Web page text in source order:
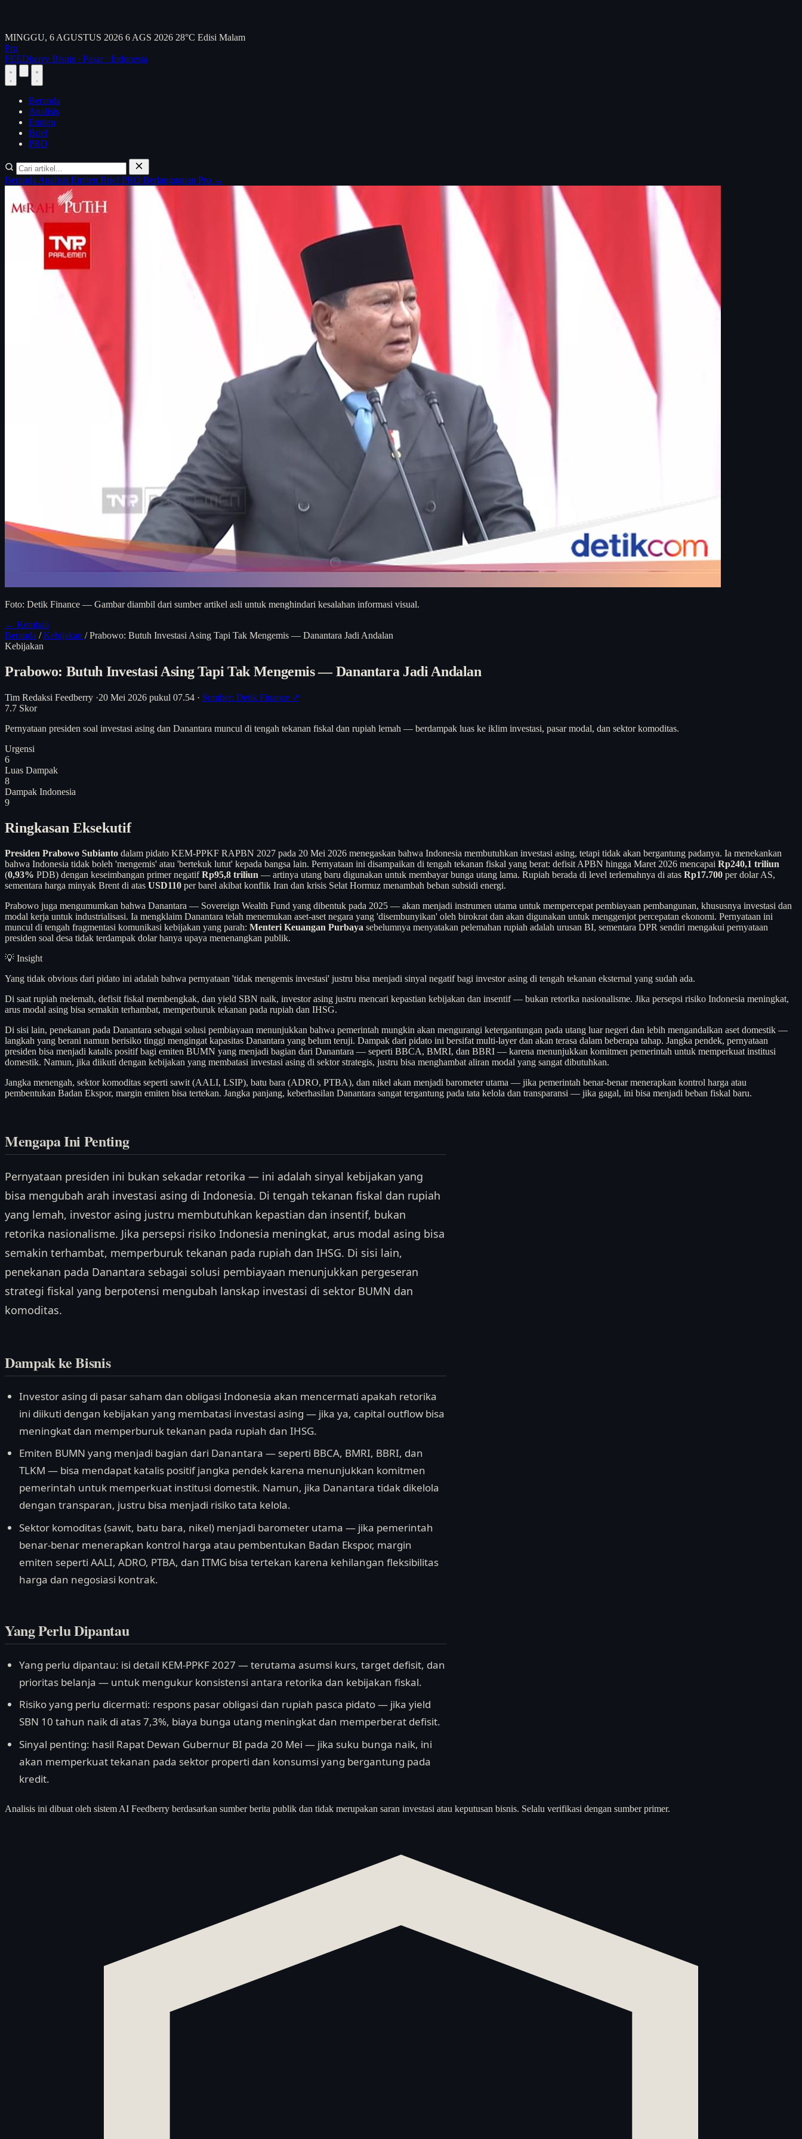
MINGGU, 6 AGUSTUS 2026 6 AGS 2026 28°C Edisi Malam
Pro
FEEDberry Bisnis · Pasar · Indonesia
Beranda
Analisis
Emiten
Brief
PRO
Beranda Analisis Emiten BriefPRO Berlangganan Pro →
Foto: Detik Finance — Gambar diambil dari sumber artikel asli untuk menghindari kesalahan informasi visual.
← Kembali
Beranda / Kebijakan / Prabowo: Butuh Investasi Asing Tapi Tak Mengemis — Danantara Jadi Andalan
Kebijakan
Prabowo: Butuh Investasi Asing Tapi Tak Mengemis — Danantara Jadi Andalan
Tim Redaksi Feedberry ·20 Mei 2026 pukul 07.54 · Sumber: Detik Finance ↗
7.7 Skor
Pernyataan presiden soal investasi asing dan Danantara muncul di tengah tekanan fiskal dan rupiah lemah — berdampak luas ke iklim investasi, pasar modal, dan sektor komoditas.
Urgensi
6
Luas Dampak
8
Dampak Indonesia
9
Ringkasan Eksekutif
Presiden Prabowo Subianto dalam pidato KEM-PPKF RAPBN 2027 pada 20 Mei 2026 menegaskan bahwa Indonesia membutuhkan investasi asing, tetapi tidak akan bergantung padanya. Ia menekankan
bahwa Indonesia tidak boleh 'mengemis' atau 'bertekuk lutut' kepada bangsa lain. Pernyataan ini disampaikan di tengah tekanan fiskal yang berat: defisit APBN hingga Maret 2026 mencapai Rp240,1 triliun
(0,93% PDB) dengan keseimbangan primer negatifRp95,8 triliun — artinya utang baru digunakan untuk membayar bunga utang lama. Rupiah berada di level terlemahnya di atas Rp17.700 per dolar AS,
sementara harga minyak Brent di atas USD110 per barel akibat konflik Iran dan krisis Selat Hormuz menambah beban subsidi energi.
Prabowo juga mengumumkan bahwa Danantara — Sovereign Wealth Fund yang dibentuk pada 2025 — akan menjadi instrumen utama untuk mempercepat pembiayaan pembangunan, khususnya investasi dan
modal kerja untuk industrialisasi. Ia mengklaim Danantara telah menemukan aset-aset negara yang 'disembunyikan' oleh birokrat dan akan digunakan untuk menggenjot percepatan ekonomi. Pernyataan ini
muncul di tengah fragmentasi komunikasi kebijakan yang parah: Menteri Keuangan Purbaya sebelumnya menyatakan pelemahan rupiah adalah urusan BI, sementara DPR sendiri mengakui pernyataan
presiden soal desa tidak terdampak dolar hanya upaya menenangkan publik.
💡 Insight
Yang tidak obvious dari pidato ini adalah bahwa pernyataan 'tidak mengemis investasi' justru bisa menjadi sinyal negatif bagi investor asing di tengah tekanan eksternal yang sudah ada.
Di saat rupiah melemah, defisit fiskal membengkak, dan yield SBN naik, investor asing justru mencari kepastian kebijakan dan insentif — bukan retorika nasionalisme. Jika persepsi risiko Indonesia meningkat,
arus modal asing bisa semakin terhambat, memperburuk tekanan pada rupiah dan IHSG.
Di sisi lain, penekanan pada Danantara sebagai solusi pembiayaan menunjukkan bahwa pemerintah mungkin akan mengurangi ketergantungan pada utang luar negeri dan lebih mengandalkan aset domestik —
langkah yang berani namun berisiko tinggi mengingat kapasitas Danantara yang belum teruji. Dampak dari pidato ini bersifat multi-layer dan akan terasa dalam beberapa tahap. Jangka pendek, pernyataan
presiden bisa menjadi katalis positif bagi emiten BUMN yang menjadi bagian dari Danantara — seperti BBCA, BMRI, dan BBRI — karena menunjukkan komitmen pemerintah untuk memperkuat institusi
domestik. Namun, jika diikuti dengan kebijakan yang membatasi investasi asing di sektor strategis, justru bisa menghambat aliran modal yang sangat dibutuhkan.
Jangka menengah, sektor komoditas seperti sawit (AALI, LSIP), batu bara (ADRO, PTBA), dan nikel akan menjadi barometer utama — jika pemerintah benar-benar menerapkan kontrol harga atau
pembentukan Badan Ekspor, margin emiten bisa tertekan. Jangka panjang, keberhasilan Danantara sangat tergantung pada tata kelola dan transparansi — jika gagal, ini bisa menjadi beban fiskal baru.
Mengapa Ini Penting
Pernyataan presiden ini bukan sekadar retorika — ini adalah sinyal kebijakan yang
bisa mengubah arah investasi asing di Indonesia. Di tengah tekanan fiskal dan rupiah
yang lemah, investor asing justru membutuhkan kepastian dan insentif, bukan
retorika nasionalisme. Jika persepsi risiko Indonesia meningkat, arus modal asing bisa
semakin terhambat, memperburuk tekanan pada rupiah dan IHSG. Di sisi lain,
penekanan pada Danantara sebagai solusi pembiayaan menunjukkan pergeseran
strategi fiskal yang berpotensi mengubah lanskap investasi di sektor BUMN dan
komoditas.
Dampak ke Bisnis
Investor asing di pasar saham dan obligasi Indonesia akan mencermati apakah retorika
ini diikuti dengan kebijakan yang membatasi investasi asing — jika ya, capital outflow bisa
meningkat dan memperburuk tekanan pada rupiah dan IHSG.
Emiten BUMN yang menjadi bagian dari Danantara — seperti BBCA, BMRI, BBRI, dan
TLKM — bisa mendapat katalis positif jangka pendek karena menunjukkan komitmen
pemerintah untuk memperkuat institusi domestik. Namun, jika Danantara tidak dikelola
dengan transparan, justru bisa menjadi risiko tata kelola.
Sektor komoditas (sawit, batu bara, nikel) menjadi barometer utama — jika pemerintah
benar-benar menerapkan kontrol harga atau pembentukan Badan Ekspor, margin
emiten seperti AALI, ADRO, PTBA, dan ITMG bisa tertekan karena kehilangan fleksibilitas
harga dan negosiasi kontrak.
Yang Perlu Dipantau
Yang perlu dipantau: isi detail KEM-PPKF 2027 — terutama asumsi kurs, target defisit, dan
prioritas belanja — untuk mengukur konsistensi antara retorika dan kebijakan fiskal.
Risiko yang perlu dicermati: respons pasar obligasi dan rupiah pasca pidato — jika yield
SBN 10 tahun naik di atas 7,3%, biaya bunga utang meningkat dan memperberat defisit.
Sinyal penting: hasil Rapat Dewan Gubernur BI pada 20 Mei — jika suku bunga naik, ini
akan memperkuat tekanan pada sektor properti dan konsumsi yang bergantung pada
kredit.
Analisis ini dibuat oleh sistem AI Feedberry berdasarkan sumber berita publik dan tidak merupakan saran investasi atau keputusan bisnis. Selalu verifikasi dengan sumber primer.